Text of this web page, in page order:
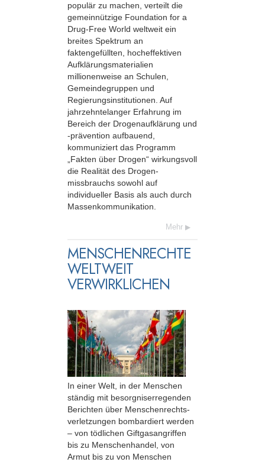
populär zu machen, verteilt die
gemeinnützige Foundation for a
Drug-Free World weltweit ein
breites Spektrum an
faktengefüllten, hocheffektiven
Aufklärungsmaterialien
millionenweise an Schulen,
Gemeindegruppen und
Regierungsinstitutionen. Auf
jahrzehntelanger Erfahrung im
Bereich der Drogenaufklärung und
-prävention aufbauend,
kommuniziert das Programm
„Fakten über Drogen“ wirkungsvoll
die Realität des Drogen­
missbrauchs sowohl auf
individueller Basis als auch durch
Massenkommunikation.
Mehr
MENSCHENRECHTE
WELTWEIT
VERWIRKLICHEN
In einer Welt, in der Menschen
ständig mit besorgniserregenden
Berichten über Menschenrechts­
verletzungen bombardiert werden
– von tödlichen Giftgasangriffen
bis zu Menschenhandel, von
Armut bis zu von Menschen